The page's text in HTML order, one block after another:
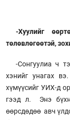
-Хуулийг
төлөвлөгөөтэй,
-Сонгуулиа ч
хэнийг унагах
хүмүүсийг УИХ-д
гээд л. Энэ
өөрсдөдөө авч